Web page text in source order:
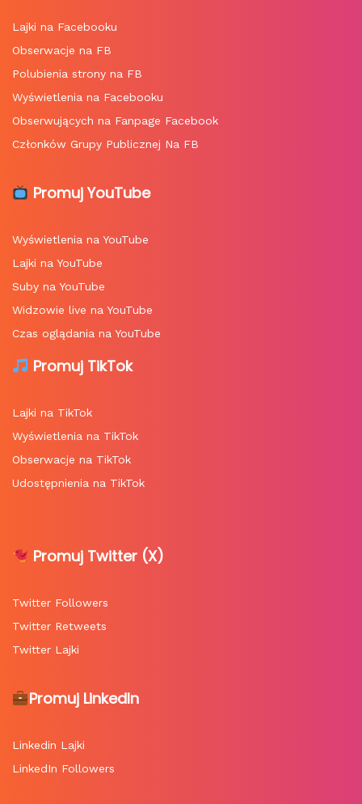
Lajki na Facebooku
Obserwacje na FB
Polubienia strony na FB
Wyświetlenia na Facebooku
Obserwujących na Fanpage Facebook
Członków Grupy Publicznej Na FB
Promuj YouTube
Wyświetlenia na YouTube
Lajki na YouTube
Suby na YouTube
Widzowie live na YouTube
Czas oglądania na YouTube
Promuj TikTok
Lajki na TikTok
Wyświetlenia na TikTok
Obserwacje na TikTok
Udostępnienia na TikTok
Promuj Twitter (X)
Twitter Followers
Twitter Retweets
Twitter Lajki
Promuj LinkedIn
Linkedin Lajki
LinkedIn Followers